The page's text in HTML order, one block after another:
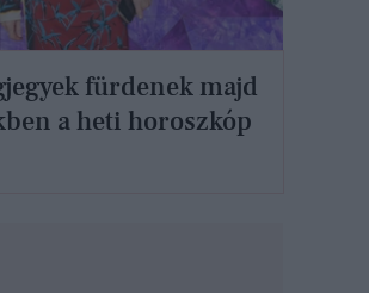
fürdenek majd
a heti horoszkóp